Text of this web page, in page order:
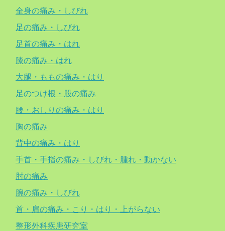
全身の痛み・しびれ
足の痛み・しびれ
足首の痛み・はれ
膝の痛み・はれ
大腿・ももの痛み・はり
足のつけ根・股の痛み
腰・おしりの痛み・はり
胸の痛み
背中の痛み・はり
手首・手指の痛み・しびれ・腫れ・動かない
肘の痛み
腕の痛み・しびれ
首・肩の痛み・こり・はり・上がらない
整形外科疾患研究室